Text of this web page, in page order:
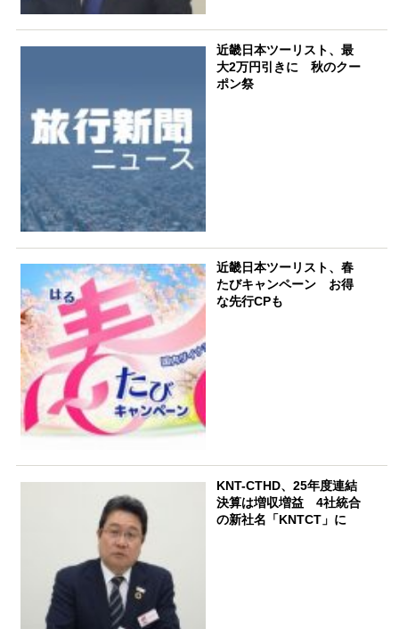
近畿日本ツーリスト、最
大2万円引きに 秋のクー
ポン祭
近畿日本ツーリスト、春
たびキャンペーン お得
な先行CPも
KNT-CTHD、25年度連結
決算は増収増益 4社統合
の新社名「KNTCT」に